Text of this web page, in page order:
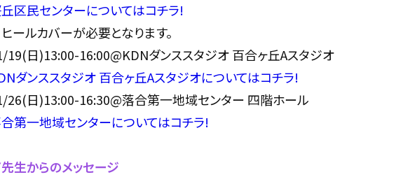
区民センターについてはコチラ!
ールカバーが必要となります。
19(日)13:00-16:00@KDNダンススタジオ 百合ヶ丘Aスタジオ
ダンススタジオ 百合ヶ丘Aスタジオについてはコチラ!
26(日)13:00-16:30@落合第一地域センター 四階ホール
第一地域センターについてはコチラ!
生からのメッセージ